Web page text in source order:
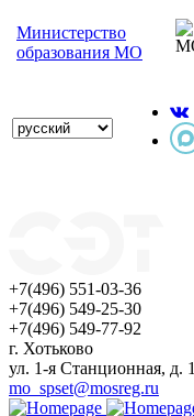
Министерство
образования МО
+7(496) 551-03-36
+7(496) 549-25-30
+7(496) 549-77-92
г. Хотьково
ул. 1-я Станционная, д. 1
mo_spset@mosreg.ru